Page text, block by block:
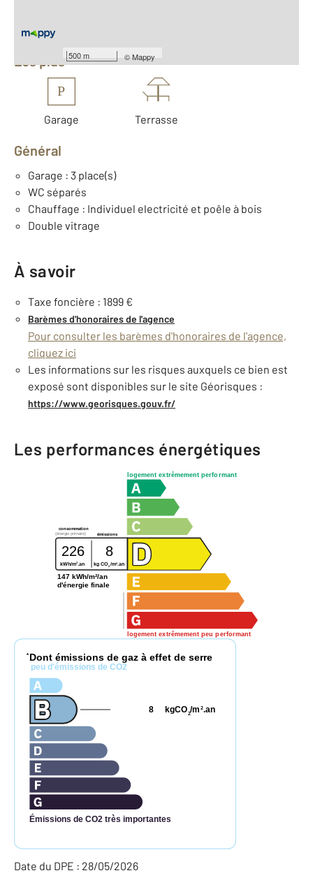
500 m ©Mappy
Équipements
Les plus
P
Garage Terrasse
Général
Garage : 3 place(s)
WC séparés
Chauffage : Individuel electricité et poêle à bois
Double vitrage
À savoir
Taxe foncière : 1899 €
Barèmes d'honoraires de l'agence
Pour consulter les barèmes d'honoraires de l'agence,
cliquez ici
Les informations sur les risques auxquels ce bien est
exposé sont disponibles sur le site Géorisques :
https://www.georisques.gouv.fr/
Les performances énergétiques
logement extrêmement performant
logement extrêmement peu performant
consommation
émissions
(énergie primaire)
226 8
kWh/m2.an kg CO2 /m2 .an
147 kWh/m²/an
d'énergie finale
* Dont émissions de gaz à effet de serre
peu d'émissions de CO2
Émissions de CO2 très importantes
kgCO2/m 2.an
8
Date du DPE : 28/05/2026